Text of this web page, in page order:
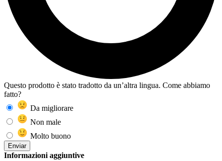
Questo prodotto è stato tradotto da un’altra lingua. Come abbiamo
fatto?
Da migliorare
Non male
Molto buono
Enviar
Informazioni aggiuntive